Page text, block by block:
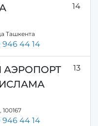
14
Ташкента
946 44 14
13
946 44 14